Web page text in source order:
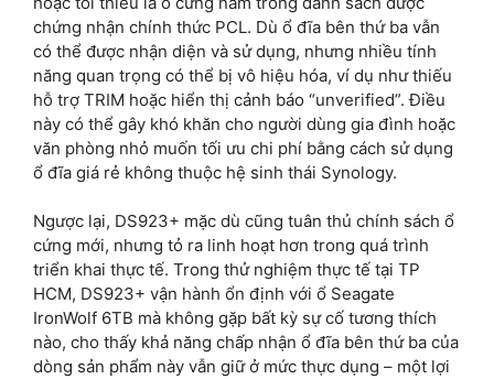
chứng nhận chính thức PCL. Dù ổ đĩa bên thứ ba vẫn
có thể được nhận diện và sử dụng, nhưng nhiều tính
năng quan trọng có thể bị vô hiệu hóa, ví dụ như thiếu
hỗ trợ TRIM hoặc hiển thị cảnh báo “unverified”. Điều
này có thể gây khó khăn cho người dùng gia đình hoặc
văn phòng nhỏ muốn tối ưu chi phí bằng cách sử dụng
ổ đĩa giá rẻ không thuộc hệ sinh thái Synology.
Ngược lại, DS923+ mặc dù cũng tuân thủ chính sách ổ
cứng mới, nhưng tỏ ra linh hoạt hơn trong quá trình
triển khai thực tế. Trong thử nghiệm thực tế tại TP
HCM, DS923+ vận hành ổn định với ổ Seagate
IronWolf 6TB mà không gặp bất kỳ sự cố tương thích
nào, cho thấy khả năng chấp nhận ổ đĩa bên thứ ba của
dòng sản phẩm này vẫn giữ ở mức thực dụng – một lợi